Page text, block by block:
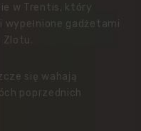
w Trentis, który
wypełnione gadżetami
Zlotu.
się wahają
poprzednich